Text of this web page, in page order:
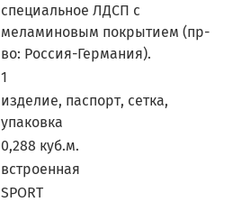
специальное ЛДСП с
меламиновым покрытием (пр-
во: Россия-Германия).
1
изделие, паспорт, сетка,
упаковка
0,288 куб.м.
встроенная
SPORT